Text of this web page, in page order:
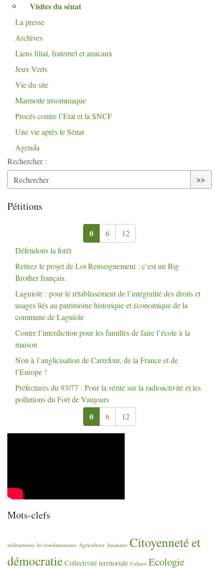
Visites du sénat
La presse
Archives
Liens filial, fraternel et amicaux
Jeux Verts
Vie du site
Marmotte insomniaque
Procès contre l’Etat et laSNCF
Une vie après le Sénat
Agenda
Rechercher :
>>
Pétitions
0 6
12
Défendons la forêt
Retirez le projet de Loi Renseignement : c’est un Big
Brother français.
Laguiole : pour le rétablissement de l’intégralité des droits et
usages liés au patrimoine historique et économique de la
commune de Laguiole
Contre l’interdiction pour les familles de faire l’école à la
maison
Non à l’anglicisation de Carrefour, de la France et de
l’Europe !
Préfectures du 93/77 : Pour la vérité sur la radioactivité et les
pollutions du Fort de Vaujours
0 6 12
Mots-clefs
militantisme les fondamentaux Agriculture Animaux Citoyenneté et
démocratie Collectivité territoriale Culture Ecologie